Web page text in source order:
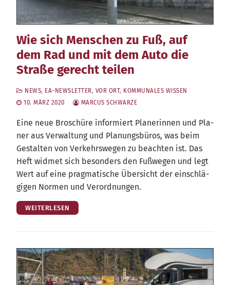
Wie sich Menschen zu Fuß, auf
dem Rad und mit dem Auto die
Straße gerecht teilen
NEWS, EA-NEWSLETTER, VOR ORT, KOMMUNALES WISSEN
10. MÄRZ 2020
MARCUS SCHWARZE
Eine neue Bro­schü­re infor­miert Pla­ne­rin­nen und Pla­
ner aus Ver­wal­tung und Pla­nungs­bü­ros, was beim
Gestal­ten von Ver­kehrs­we­gen zu beach­ten ist. Das
Heft wid­met sich beson­ders den Fuß­we­gen und legt
Wert auf eine prag­ma­ti­sche Über­sicht der ein­schlä­
gi­gen Nor­men und Verordnungen.
WEITERLESEN